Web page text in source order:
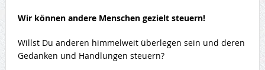
Wir können andere Menschen gezielt steuern!
Willst Du anderen himmelweit überlegen sein und deren
Gedanken und Handlungen steuern?